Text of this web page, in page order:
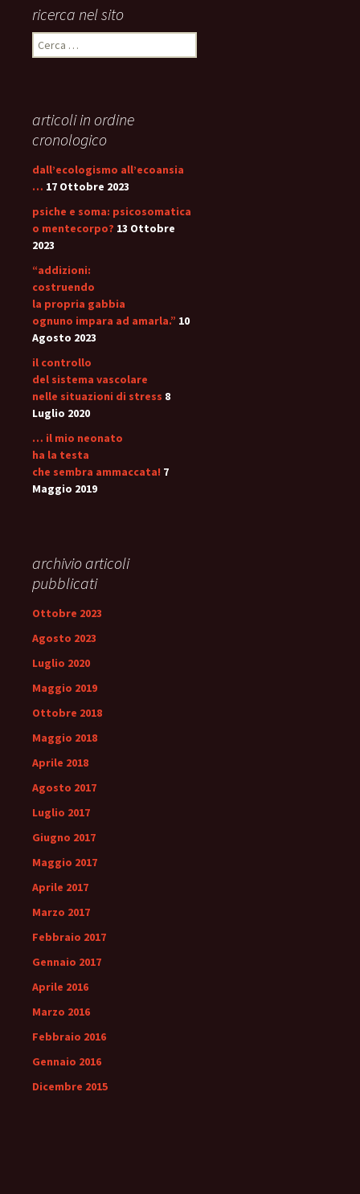
ricerca nel sito
Ricerca
per:
articoli in ordine
cronologico
dall’ecologismo all’ecoansia
… 17 Ottobre 2023
psiche e soma: psicosomatica
o mentecorpo? 13 Ottobre
2023
“addizioni:
costruendo
la propria gabbia
ognuno impara ad amarla.” 10
Agosto 2023
il controllo
del sistema vascolare
nelle situazioni di stress 8
Luglio 2020
… il mio neonato
ha la testa
che sembra ammaccata! 7
Maggio 2019
archivio articoli
pubblicati
Ottobre 2023
Agosto 2023
Luglio 2020
Maggio 2019
Ottobre 2018
Maggio 2018
Aprile 2018
Agosto 2017
Luglio 2017
Giugno 2017
Maggio 2017
Aprile 2017
Marzo 2017
Febbraio 2017
Gennaio 2017
Aprile 2016
Marzo 2016
Febbraio 2016
Gennaio 2016
Dicembre 2015